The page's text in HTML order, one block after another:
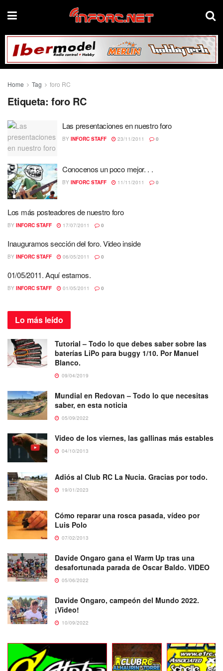
Home Tag foro RC
Etiqueta: foro RC
Las presentaciones en nuestro foro
BY INFORC STAFF 23/11/2011 0
Conocenos un poco mejor. . .
BY INFORC STAFF 11/11/2011 0
Los más posteadores de nuestro foro
BY INFORC STAFF 17/07/2011 0
Inauguramos sección del foro. Video inside
BY INFORC STAFF 06/05/2011 0
01/05/2011. Aquí estamos.
BY INFORC STAFF 01/05/2011 0
Lo más leído
Tutorial – Todo lo que debes saber sobre las
baterías LiPo para buggy 1/10. Por Manuel
Blanco.
09/04/2019
Mundial en Redovan – Todo lo que necesitas
saber, en esta noticia
05/09/2022
Video de los viernes, las gallinas más estables
04/10/2013
Adiós al Club RC La Nucia. Gracias por todo.
19/01/2023
Cómo reparar una rosca pasada, vídeo por
Luis Polo
07/02/2013
Davide Ongaro gana el Warm Up tras una
desafortunada parada de Oscar Baldo. VIDEO
05/06/2022
Davide Ongaro, campeón del Mundo 2022.
¡Video!
10/09/2022